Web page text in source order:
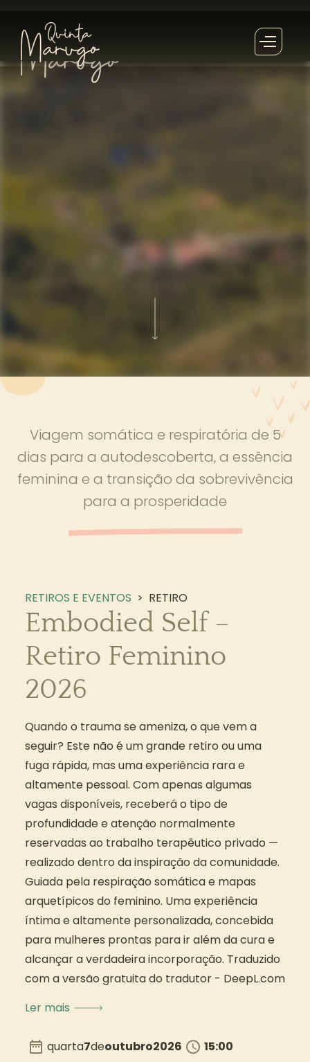
outubro2026 outubro2026
Viagem somática e respiratória de 5
dias para a autodescoberta, a essência
feminina e a transição da sobrevivência
para a prosperidade
RETIROS E EVENTOS > RETIRO
Embodied Self –
Retiro Feminino
2026
Quando o trauma se ameniza, o que vem a
seguir? Este não é um grande retiro ou uma
fuga rápida, mas uma experiência rara e
altamente pessoal. Com apenas algumas
vagas disponíveis, receberá o tipo de
profundidade e atenção normalmente
reservadas ao trabalho terapêutico privado —
realizado dentro da inspiração da comunidade.
Guiada pela respiração somática e mapas
arquetípicos do feminino. Uma experiência
íntima e altamente personalizada, concebida
para mulheres prontas para ir além da cura e
alcançar a verdadeira incorporação. Traduzido
com a versão gratuita do tradutor - DeepL.com
Ler mais
quarta7deoutubro2026
15:00